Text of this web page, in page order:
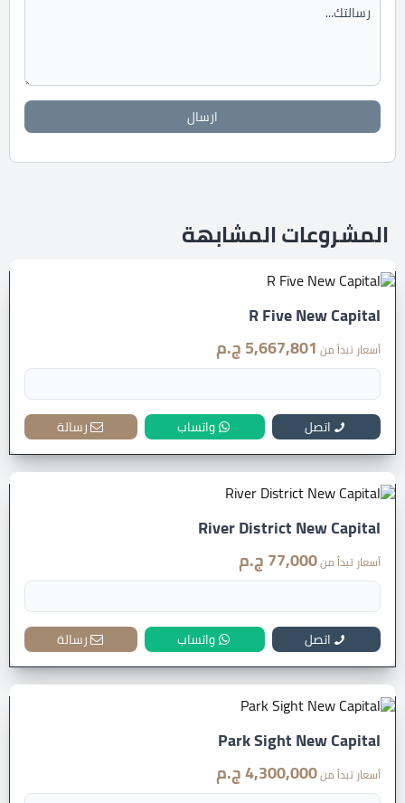
ارسال
المشروعات المشابهة
R Five New Capital
أسعار تبدأ من 5,667,801 ج.م
اتصل واتساب رسالة
River District New Capital
أسعار تبدأ من77,000 ج.م
اتصل واتساب رسالة
Park Sight New Capital
أسعار تبدأ من4,300,000 ج.م